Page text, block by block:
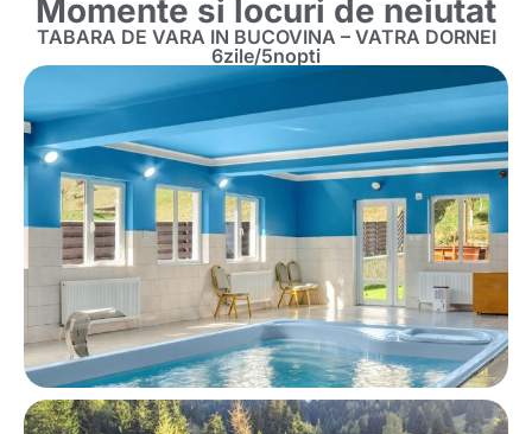
VACANTA SPANIA
VACANTA TURCIA
Momente si locuri de neiutat
TABARA DE VARA IN BUCOVINA – VATRA DORNEI
6zile/5nopti